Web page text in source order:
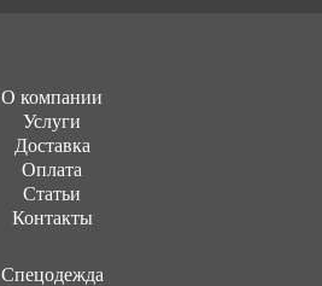
О компании
Услуги
Доставка
Оплата
Статьи
Контакты
Cпецодежда